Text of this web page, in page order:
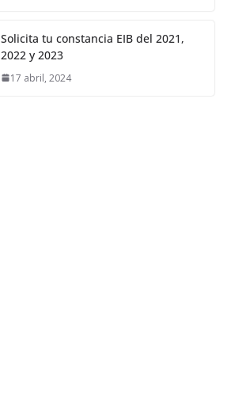
Solicita tu constancia EIB del 2021,
2022 y 2023
17 abril, 2024